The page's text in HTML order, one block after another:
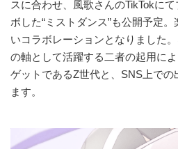
スに合わせ、風歌さんのTikTokに
ボした“ミストダンス”も公開予定
いコラボレーションとなりました
の軸として活躍する二者の起用に
ゲットであるZ世代と、SNS上で
ます。